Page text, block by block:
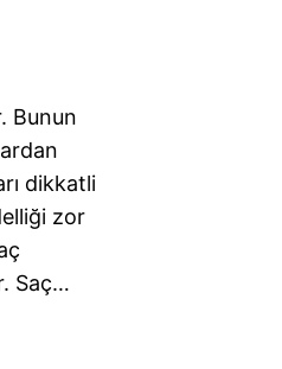
Bunun
dikkatli
zor
Saç…